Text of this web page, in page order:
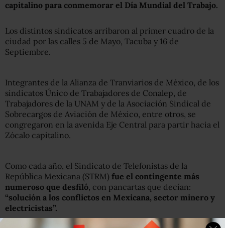
capitalino para conmemorar el Día Mundial del Trabajo.
Los distintos sindicatos arribaron al primer cuadro de la
ciudad por las calles 5 de Mayo, Tacuba y 16 de
Septiembre.
Integrantes de la Alianza de Tranviarios de México, de los
sindicatos Único de Trabajadores de Conalep, de
Trabajadores de la UNAM y de la Asociación Sindical de
Sobrecargos de Aviación de México, entre otros, se
congregaron en la avenida Eje Central para partir hacia el
Zócalo capitalino.
Como cada año, el Sindicato de Telefonistas de la
República Mexicana (STRM) fue el contingente más
numeroso que desfiló, con pancartas que decían:
“solución a los conflictos en Mexicana, sector minero y
electricistas”.